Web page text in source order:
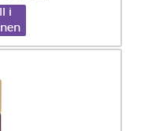
i